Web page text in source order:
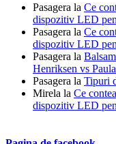
Pasagera la Ce
dispozitiv LED
Pasagera la Ce
dispozitiv LED
Pasagera la
Henriksen vs
Pasagera la Tipuri
Mirela la Ce
dispozitiv LED